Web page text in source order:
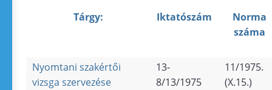
Tárgy: Iktatószám
Norma
száma
Nyomtani szakértői
vizsga szervezése
13-
8/13/1975
11/1975.
(X.15.)